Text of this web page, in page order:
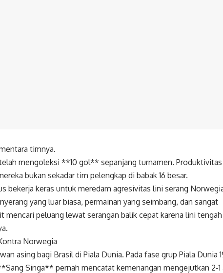
timnya.
mengoleksi **10 gol** sepanjang turnamen. Produktivitas
bukan sekadar tim pelengkap di babak 16 besar.
bekerja keras untuk meredam agresivitas lini serang
yang luar biasa, permainan yang seimbang, dan sangat
mencari peluang lewat serangan balik cepat karena lini tengah
Norwegia
asing bagi Brasil di Piala Dunia. Pada fase grup Piala Dunia
Singa** pernah mencatat kemenangan mengejutkan 2-1